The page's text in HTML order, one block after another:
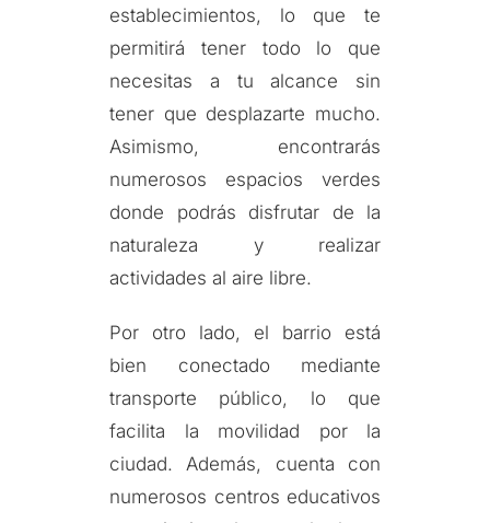
establecimientos, lo que te
permitirá tener todo lo que
necesitas a tu alcance sin
tener que desplazarte mucho.
Asimismo, encontrarás
numerosos espacios verdes
donde podrás disfrutar de la
naturaleza y realizar
actividades al aire libre.
Por otro lado, el barrio está
bien conectado mediante
transporte público, lo que
facilita la movilidad por la
ciudad. Además, cuenta con
numerosos centros educativos